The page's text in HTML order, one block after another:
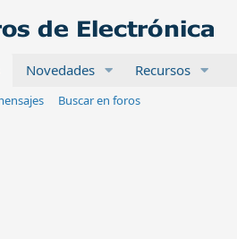
Novedades Recursos
Buscar en foros